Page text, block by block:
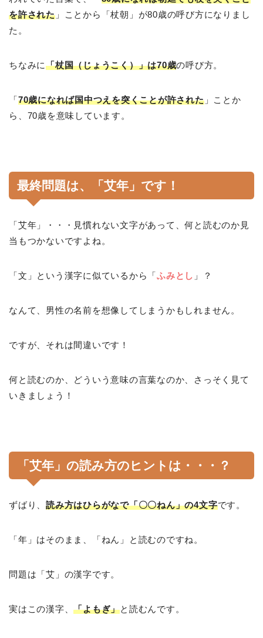
を許された」ことから「杖朝」が80歳の呼び方になりまし
た。
ちなみに「杖国（じょうこく）」は70歳の呼び方。
「 70歳になれば国中つえを突くことが許された」ことか
ら、70歳を意味しています。
最終問題は、「艾年」です！
「艾年」・・・見慣れない文字があって、何と読むのか見
当もつかないですよね。
「文」という漢字に似ているから「ふみとし 」？
なんて、男性の名前を想像してしまうかもしれません。
ですが、それは間違いです！
何と読むのか、どういう意味の言葉なのか、さっそく見て
いきましょう！
「艾年」の読み方のヒントは・・・？
ずばり、読み方はひらがなで「〇〇ねん」の4文字です。
「年」はそのまま、「ねん」と読むのですね。
問題は「艾」の漢字です。
実はこの漢字、「よもぎ」と読むんです。